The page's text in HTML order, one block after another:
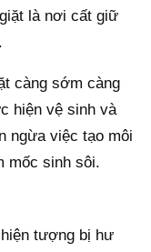
là nơi cất giữ
càng sớm càng
hiện vệ sinh và
ngừa việc tạo môi
mốc sinh sôi.
tượng bị hư